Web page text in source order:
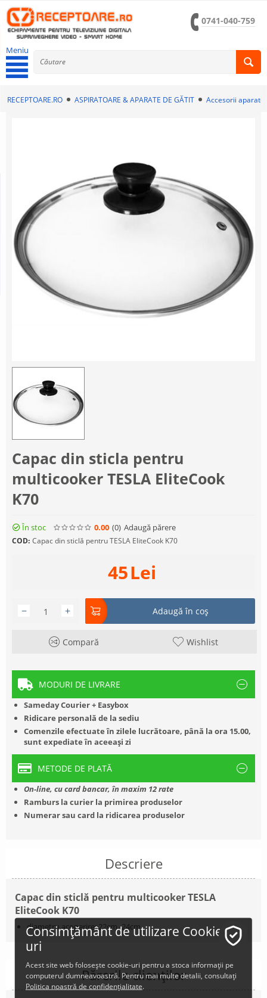
0741-040-759
Meniu
RECEPTOARE.RO ASPIRATOARE & APARATE DE GĂTIT Accesorii aparate
Capac din sticla pentru
multicooker TESLA EliteCook
K70
În stoc 0.00 (0) Adaugă părere
COD: Capac din sticlă pentru TESLA EliteCook K70
45Lei
+
− Adaugă în coș
Compară Wishlist
MODURI DE LIVRARE
Sameday Courier + Easybox
Ridicare personală de la sediu
Comenzile efectuate în zilele lucrătoare, până la ora 15.00,
sunt expediate în aceeași zi
METODE DE PLATĂ
On-line, cu card bancar, în maxim 12 rate
Ramburs la curier la primirea produselor
Numerar sau card la ridicarea produselor
Descriere
Capac din sticlă pentru multicooker TESLA
EliteCook K70
diametru acoperire: 22cm -24cm
Părerile clienților
Consimțământ de utilizare Cookie-
uri
Acest site web folosește cookie-uri pentru a stoca informații pe
computerul dumneavoastră. Pentru mai multe detalii, consultați
Politica noastră de confidențialitate.